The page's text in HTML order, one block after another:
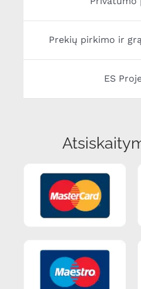
Prekių pirkimo ir
ES